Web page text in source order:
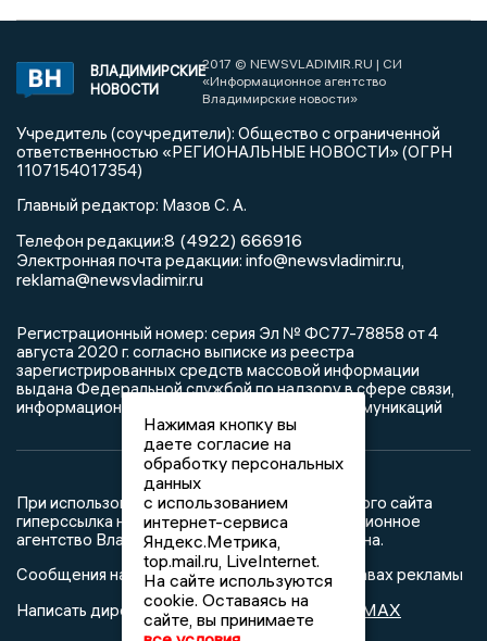
ВЛАДИМИРСКИЕ
НОВОСТИ
2017 © NEWSVLADIMIR.RU | СИ
«Информационное агентство
Владимирские новости»
Учредитель (соучредители): Общество с ограниченной
ответственностью «РЕГИОНАЛЬНЫЕ НОВОСТИ» (ОГРН
1107154017354)
Главный редактор: Мазов С. А.
Телефон редакции:8 (4922) 666916
Электронная почта редакции: info@newsvladimir.ru,
reklama@newsvladimir.ru
Регистрационный номер: серия Эл № ФС77-78858 от 4
августа 2020 г. согласно выписке из реестра
зарегистрированных средств массовой информации
выдана Федеральной службой по надзору в сфере связи,
информационных технологий и массовых коммуникаций
При использовании любого материала с данного сайта
гиперссылка на Сетевое издание «Информационное
агентство Владимирские новости» обязательна.
Сообщения на сером фоне размещены на правах рекламы
Написать директору в телеграм@mazov MAX
Нажимая кнопку вы
даете согласие на
обработку персональных
данных
с использованием
интернет-сервиса
Яндекс.Метрика,
top.mail.ru, LiveInternet.
На сайте используются
cookie. Оставаясь на
сайте, вы принимаете